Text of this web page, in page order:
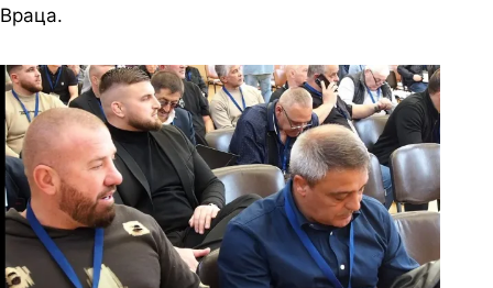
Враца.